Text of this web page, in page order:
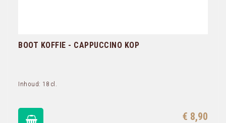
BOOT KOFFIE - CAPPUCCINO KOP
Inhoud: 18 cl.
€ 8,90